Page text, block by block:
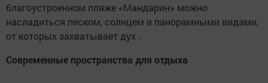
благоустроенном пляже «Мандарин» можно
насладиться песком, солнцем и панорамными видами,
от которых захватывает дух .
Современные пространства для отдыха